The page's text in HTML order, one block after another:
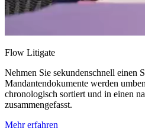
Flow Litigate
Nehmen Sie sekundenschnell einen
Mandantendokumente werden
chronologisch sortiert und in einen
zusammengefasst.
Mehr erfahren